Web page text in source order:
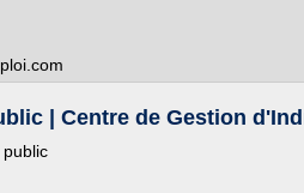
| Centre de Gestion